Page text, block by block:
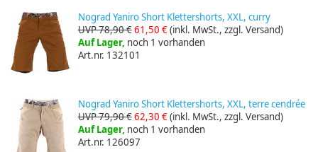
Nograd Yaniro Short Klettershorts, XXL, curry
UVP 78,90 €61,50 €(inkl. MwSt., zzgl. Versand)
Auf Lager, noch 1 vorhanden
Art.nr. 132101
Nograd Yaniro Short Klettershorts, XXL, terre cendrée
UVP 79,90 €62,30 €(inkl. MwSt., zzgl. Versand)
Auf Lager, noch 1 vorhanden
Art.nr. 126097